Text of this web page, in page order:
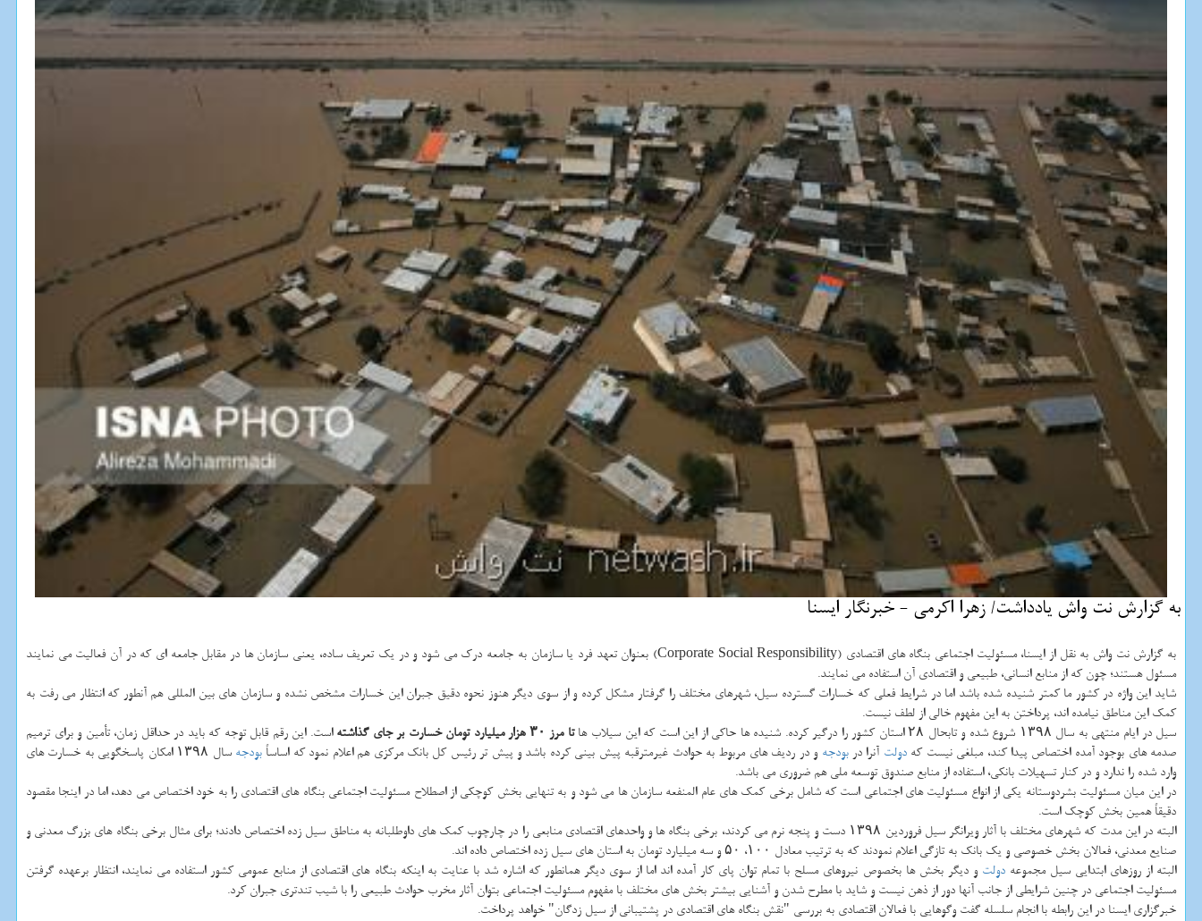
به گزارش نت واش یادداشت/ زهرا اكرمی - خبرنگار ایسنا
به گزارش نت واش به نقل از ایسنا، مسئولیت اجتماعی بنگاه های اقتصادی (Corporate Social Responsibility) بعنوان تعهد فرد یا سازمان به جامعه درك می شود و در یك تعریف ساده، یعنی سازمان ها در مقابل جامعه ای كه در آن فعالیت می نمایند
مسئول هستند؛ چون كه از منابع انسانی، طبیعی و اقتصادی آن استفاده می نمایند.
شاید این واژه در كشور ما كمتر شنیده شده باشد اما در شرایط فعلی كه خسارات گسترده سیل، شهرهای مختلف را گرفتار مشكل كرده و از سوی دیگر هنوز نحوه دقیق جبران این خسارات مشخص نشده و سازمان های بین المللی هم آنطور كه انتظار می رفت به
كمك این مناطق نیامده اند، پرداختن به این مفهوم خالی از لطف نیست.
سیل در ایام منتهی به سال ۱۳۹۸ شروع شده و تابحال ۲۸ استان كشور را درگیر كرده. شنیده ها حاكی از این است كه این سیلاب ها
تا مرز ۳۰ هزار میلیارد تومان خسارت بر جای گذاشته
است. این رقم قابل توجه كه باید در حداقل زمان، تأمین و برای ترمیم
صدمه های بوجود آمده اختصاص پیدا كند، مبلغی نیست كهدولت آنرا دربودجه و در ردیف های مربوط به حوادث غیرمترقبه پیش بینی كرده باشد و پیش تر رئیس كل بانك مركزی هم اعلام نمود كه اساساًبودجه
سال ۱۳۹۸ امكان پاسخگویی به خسارت های
وارد شده را ندارد و در كنار تسهیلات بانكی، استفاده از منابع صندوق توسعه ملی هم ضروری می باشد.
در این میان مسئولیت بشردوستانه یكی از انواع مسئولیت های اجتماعی است كه شامل برخی كمك های عام المنفعه سازمان ها می شود و به تنهایی بخش كوچكی از اصطلاح مسئولیت اجتماعی بنگاه های اقتصادی را به خود اختصاص می دهد، اما در اینجا مقصود
دقیقاً همین بخش كوچك است.
البته در این مدت كه شهرهای مختلف با آثار ویرانگر سیل فروردین ۱۳۹۸ دست و پنجه نرم می كردند، برخی بنگاه ها و واحدهای اقتصادی منابعی را در چارچوب كمك های داوطلبانه به مناطق سیل زده اختصاص دادند؛ برای مثال برخی بنگاه های بزرگ معدنی و
صنایع معدنی، فعالان بخش خصوصی و یك بانك به تازگی اعلام نمودند كه به ترتیب معادل ۱۰۰، ۵۰ و سه میلیارد تومان به استان های سیل زده اختصاص داده اند.
البته از روزهای ابتدایی سیل مجموعهدولت و دیگر بخش ها بخصوص نیروهای مسلح با تمام توان پای كار آمده اند اما از سوی دیگر همانطور كه اشاره شد با عنایت به اینكه بنگاه های اقتصادی از منابع عمومی كشور استفاده می نمایند، انتظار برعهده گرفتن
مسئولیت اجتماعی در چنین شرایطی از جانب آنها دور از ذهن نیست و شاید با مطرح شدن و آشنایی بیشتر بخش های مختلف با مفهوم مسئولیت اجتماعی بتوان آثار مخرب حوادث طبیعی را با شیب تندتری جبران كرد.
خبرگزاری ایسنا در این رابطه با انجام سلسله گفت وگوهایی با فعالان اقتصادی به بررسی "نقش بنگاه های اقتصادی در پشتیبانی از سیل زدگان" خواهد پرداخت.